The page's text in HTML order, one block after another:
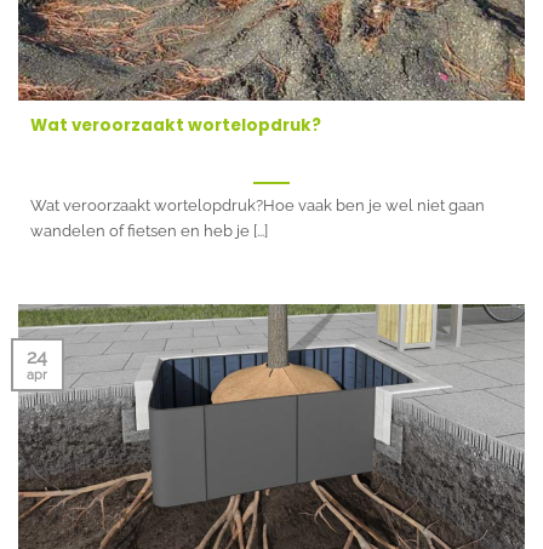
Wat veroorzaakt wortelopdruk?
Wat veroorzaakt wortelopdruk?Hoe vaak ben je wel niet gaan
wandelen of fietsen en heb je [...]
24
apr